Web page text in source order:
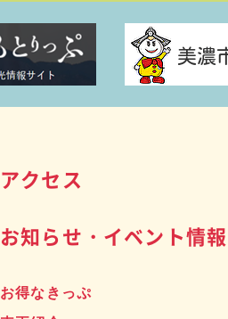
アクセス
お知らせ・イベント情報
お得なきっぷ